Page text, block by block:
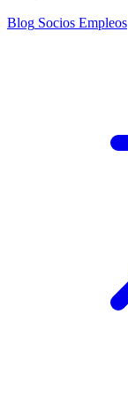
Blog Socios Empleos